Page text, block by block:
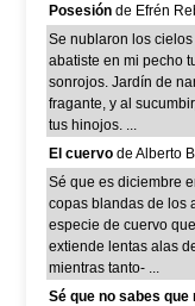
Posesión de Efrén
Se nublaron los
abatiste en mi pecho
sonrojos. Jardín de
fragante, y al
tus hinojos. ...
El cuervo de Alberto
Sé que es diciembre
copas blandas de los
especie de cuervo
extiende lentas alas
mientras tanto- ...
Sé que no sabes